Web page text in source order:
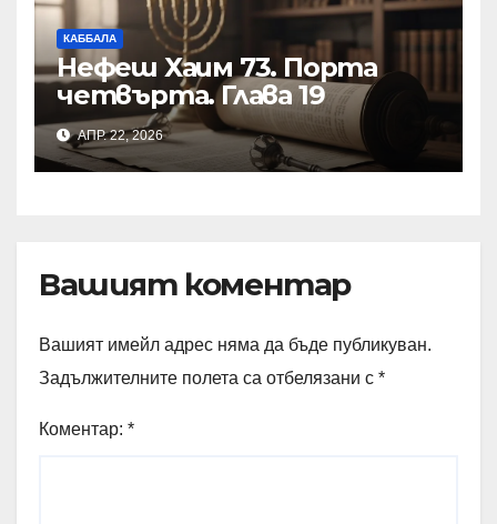
КАББАЛА
Нефеш Хаим 73. Порта
четвърта. Глава 19
АПР. 22, 2026
Вашият коментар
Вашият имейл адрес няма да бъде публикуван.
Задължителните полета са отбелязани с *
Коментар: *